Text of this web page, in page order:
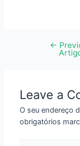
Navegação
←
Leave a
O seu endereço
obrigatórios